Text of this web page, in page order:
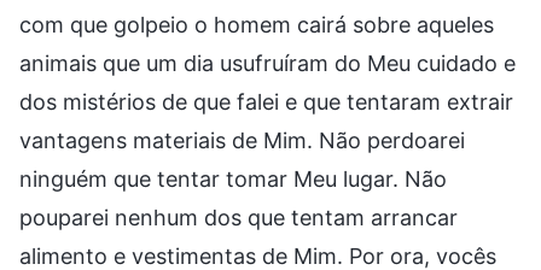
com que golpeio o homem cairá sobre aqueles
animais que um dia usufruíram do Meu cuidado e
dos mistérios de que falei e que tentaram extrair
vantagens materiais de Mim. Não perdoarei
ninguém que tentar tomar Meu lugar. Não
pouparei nenhum dos que tentam arrancar
alimento e vestimentas de Mim. Por ora, vocês